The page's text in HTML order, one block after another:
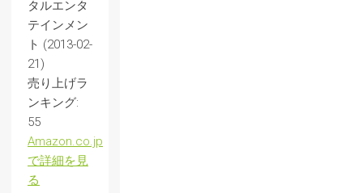
タルエンタ
テインメン
ト (2013-02-
21)
売り上げラ
ンキング:
55
Amazon.co.jp
で詳細を見
る